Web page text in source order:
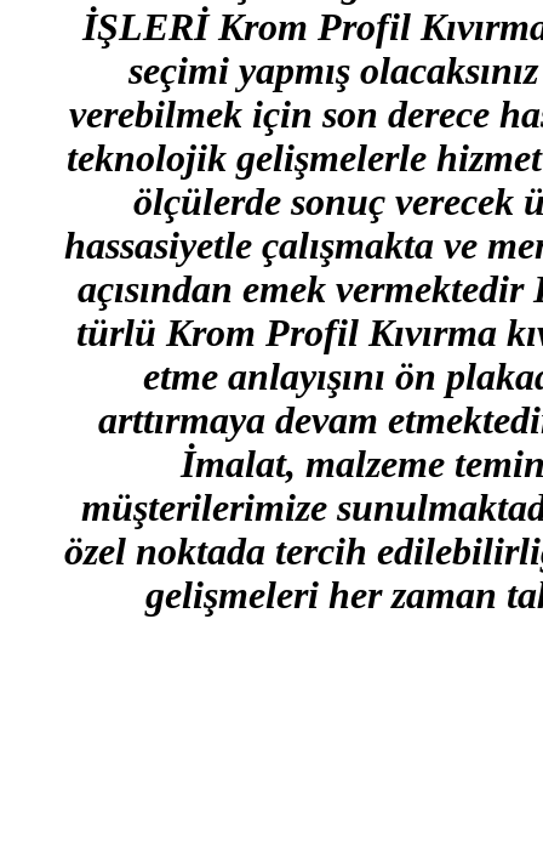
İŞLERİ Krom Profil
seçimi yapmış
verebilmek için son derece
teknolojik gelişmelerle
ölçülerde sonuç verecek
hassasiyetle çalışmakta ve
açısından emek
türlü Krom Profil Kıvırma
etme anlayışını ön
arttırmaya devam
İmalat, malzeme
müşterilerimize
özel noktada tercih
gelişmeleri her zaman